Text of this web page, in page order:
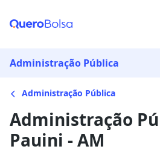
Administração Pública
Administração Pública
Administração
Pauini - AM